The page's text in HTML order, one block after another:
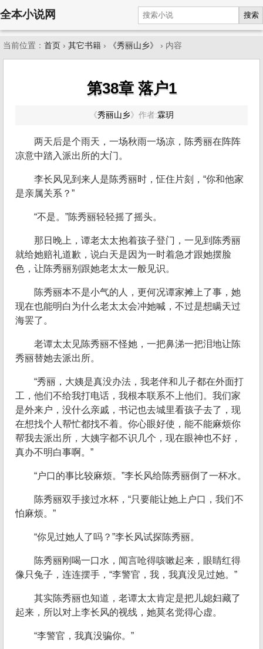
全本小说网 搜索
当前位置： 首页 › 其它书籍 › 《秀丽山乡》 › 内容
第38章 落户1
《秀丽山乡》 作者:霖玥
两天后是个雨天，一场秋雨一场凉，陈秀丽在阵阵
凉意中踏入派出所的大门。
李长风见到来人是陈秀丽时，怔住片刻，“你和他家
是亲属关系？”
“不是。”陈秀丽轻轻摇了摇头。
那日晚上，谭老太太抱着孩子登门，一见到陈秀丽
就给她赔礼道歉，说白天是因为一时着急才跟她摆脸
色，让陈秀丽别跟她老太太一般见识。
陈秀丽本不是小气的人，更何况谭家摊上了事，她
现在也能明白为什么老太太会冲她喊，不过是想瞒天过
海罢了。
老谭太太见陈秀丽不怪她，一把鼻涕一把泪地让陈
秀丽替她去派出所。
“秀丽，大姨是真没办法，我老伴和儿子都在外面打
工，他们不给我打电话，我根本联系不上他们。我们家
是外来户，没什么亲戚，书记也去城里看孩子去了，现
在想找个人帮忙都找不着。你心眼好使，能不能麻烦你
帮我去派出所，大姨字都不识几个，现在眼神也不好，
真办不明白事啊。”
“户口的事比较麻烦。”李长风给陈秀丽倒了一杯水。
陈秀丽双手接过水杯，“只要能让她上户口，我们不
怕麻烦。”
“你见过她人了吗？”李长风试探陈秀丽。
陈秀丽刚喝一口水，闻言呛得咳嗽起来，眼睛红得
像只兔子，连连摆手，“李警官，我，我真没见过她。”
其实陈秀丽也知道，老谭太太肯定是把儿媳妇藏了
起来，所以对上李长风的视线，她莫名觉得心虚。
“李警官，我真没骗你。”